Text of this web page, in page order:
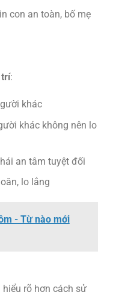
con an toàn, bố mẹ
:
khác
khác không nên lo
an tâm tuyệt đối
lo lắng
- Từ nào mới
rõ hơn cách sử